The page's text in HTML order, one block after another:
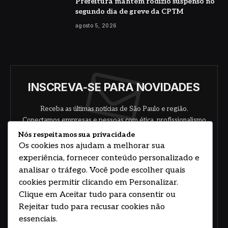
segundo dia de greve da CPTM
agosto 5, 2026
INSCREVA-SE PARA NOVIDADES
Receba as últimas notícias de São Paulo e região.
Conectamos empresas e pessoas com ética, profissionalismo
e responsabilidade.
Concorde com nossos termos e acordo de
Nós respeitamos sua privacidade
Os cookies nos ajudam a melhorar sua
experiência, fornecer conteúdo personalizado e
analisar o tráfego. Você pode escolher quais
cookies permitir clicando em Personalizar.
Clique em Aceitar tudo para consentir ou
Rejeitar tudo para recusar cookies não
essenciais.